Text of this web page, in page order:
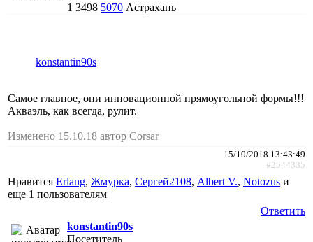
1 3498 5070 Астрахань
konstantin90s
Самое главное, они инновационной прямоугольной формы!!!
Акваэль, как всегда, рулит.
Изменено 15.10.18 автор Corsar
15/10/2018 13:43:49
#2544335
Нравится Erlang, Жмурка, Сергей2108, Albert V., Notozus и
еще 1 пользователям
Ответить
konstantin90s
Посетитель